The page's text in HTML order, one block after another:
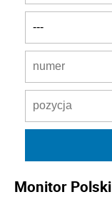
Monitor Polski